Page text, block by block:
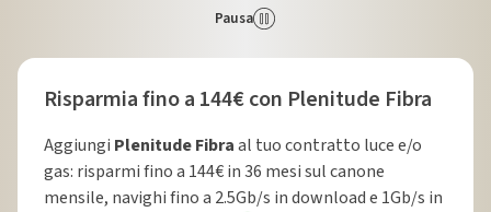
Pausa
Risparmia fino a 144€ con Plenitude Fibra
Aggiungi Plenitude Fibraal tuo contratto luce e/o
gas: risparmi fino a 144€ in 36 mesi sul canone
mensile, navighi fino a 2.5Gb/s in download e 1Gb/s in